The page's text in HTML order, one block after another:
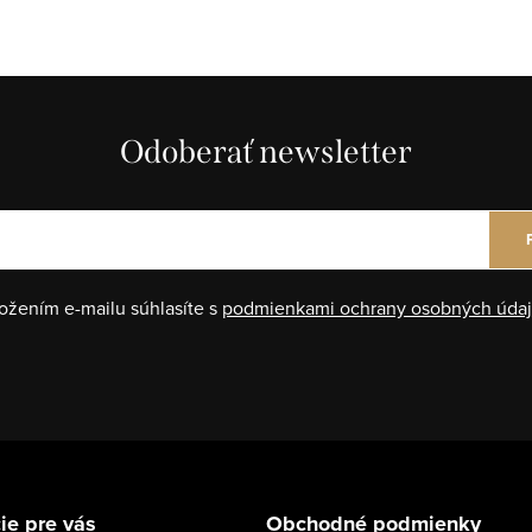
Odoberať newsletter
e-mailu súhlasíte s podmienkami ochrany osobných
pre vás Obchodné podmienky